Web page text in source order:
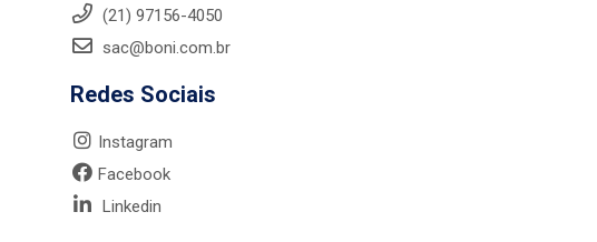
(21) 97156-4050
sac@boni.com.br
Redes Sociais
Instagram
Facebook
Linkedin